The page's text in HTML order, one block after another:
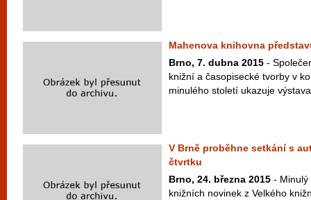
Mahenova knihovna
Brno, 7. dubna 2015 -
knižní a časopisecké tvorby v
minulého století ukazuje
V Brně proběhne setkání s
čtvrtku
Brno, 24. března 2015 - Minulý
knižních novinek z Velkého